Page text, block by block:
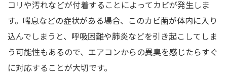
コリや汚れなどが付着することによってカビが発生しま
す。喘息などの症状がある場合、このカビ菌が体内に入り
込んでしまうと、呼吸困難や肺炎などを引き起こしてしま
う可能性もあるので、エアコンからの異臭を感じたらすぐ
に対応することが大切です。